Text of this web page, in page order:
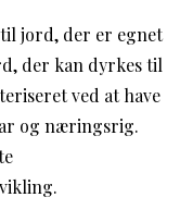
jord, der er egnet
der kan dyrkes til
ved at have
og næringsrig.